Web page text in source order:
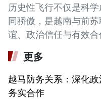
历史性飞行不仅是科
同骄傲，是越南与前
谊、政治信任与有效合
更多
越马防务关系：深化
务实合作